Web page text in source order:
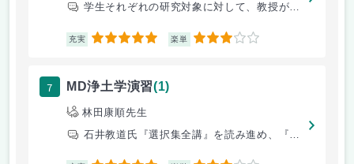
学生それぞれの研究対象に対して、教授が指導を行う。指導教授と学生と進捗
充実 5 楽単 3
7 MD浄土学演習(1)
林田康順先生
石井教道氏『選択集全講』を読み進め、『選択集』への理解を高めていく。適